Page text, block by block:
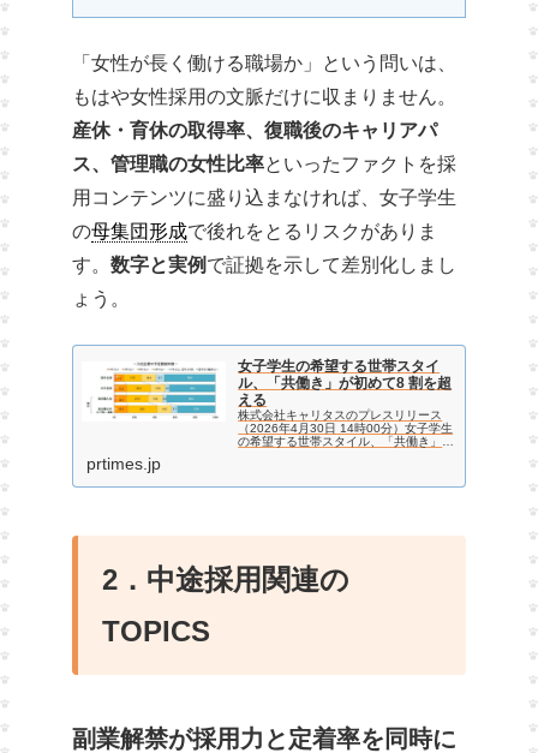
「女性が長く働ける職場か」という問いは、
もはや女性採用の文脈だけに収まりません。
産休・育休の取得率、復職後のキャリアパ
ス、管理職の女性比率といったファクトを採
用コンテンツに盛り込まなければ、女子学生
の母集団形成で後れをとるリスクがありま
す。 数字と実例 で証拠を示して差別化しまし
ょう。
女子学生の希望する世帯スタイ
ル、「共働き」が初めて8 割を超
える
株式会社キャリタスのプレスリリース
（2026年4月30日 14時00分）女子学生
の希望する世帯スタイル、「共働き」が
prtimes.jp
2．中途採用関連の
TOPICS
副業解禁が採用力と定着率を同時に